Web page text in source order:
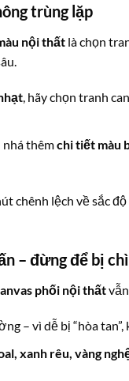
trùng lặp
nội thất là chọn
, hãy chọn tranh
nhá thêmchi tiết màu
lệch về sắc
– đừng để bị
phối nội thất
– vì dễ bị “hòa
xanh rêu, vàng